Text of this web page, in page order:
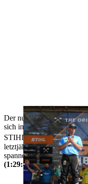
Der nunmehr dreifache
sich im Original Extreme
STIHL TIMBERSPORTS
letztjährigen Australian
spannenden Finale des
(1:29:81 - 1:30:81).